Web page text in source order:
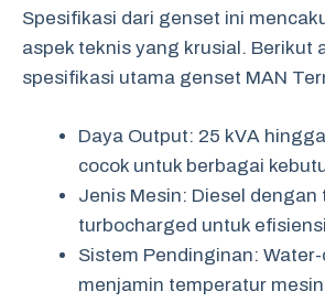
Spesifikasi dari genset ini
aspek teknis yang krusial. Berikut
spesifikasi utama genset MAN
Daya Output: 25 kVA
cocok untuk berbagai
Jenis Mesin: Diesel dengan
turbocharged untuk
Sistem Pendinginan:
menjamin temperatur